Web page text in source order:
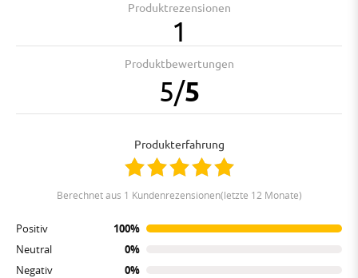
Produktrezensionen
1
Produktbewertungen
5/5
Produkterfahrung
berechnet aus 1 Kundenrezensionen(letzte 12 Monate)
Positiv
100%
Neutral
0%
Negativ
0%